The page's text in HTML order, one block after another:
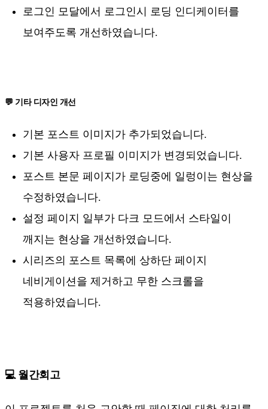
로그인 모달에서 로그인시 로딩 인디케이터를
보여주도록 개선하였습니다.
💬 기타 디자인 개선
기본 포스트 이미지가 추가되었습니다.
기본 사용자 프로필 이미지가 변경되었습니다.
포스트 본문 페이지가 로딩중에 일렁이는 현상을
수정하였습니다.
설정 페이지 일부가 다크 모드에서 스타일이
깨지는 현상을 개선하였습니다.
시리즈의 포스트 목록에 상하단 페이지
네비게이션을 제거하고 무한 스크롤을
적용하였습니다.
💻 월간회고